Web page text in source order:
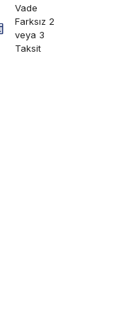
Vade
Farksız 2
veya 3
Taksit